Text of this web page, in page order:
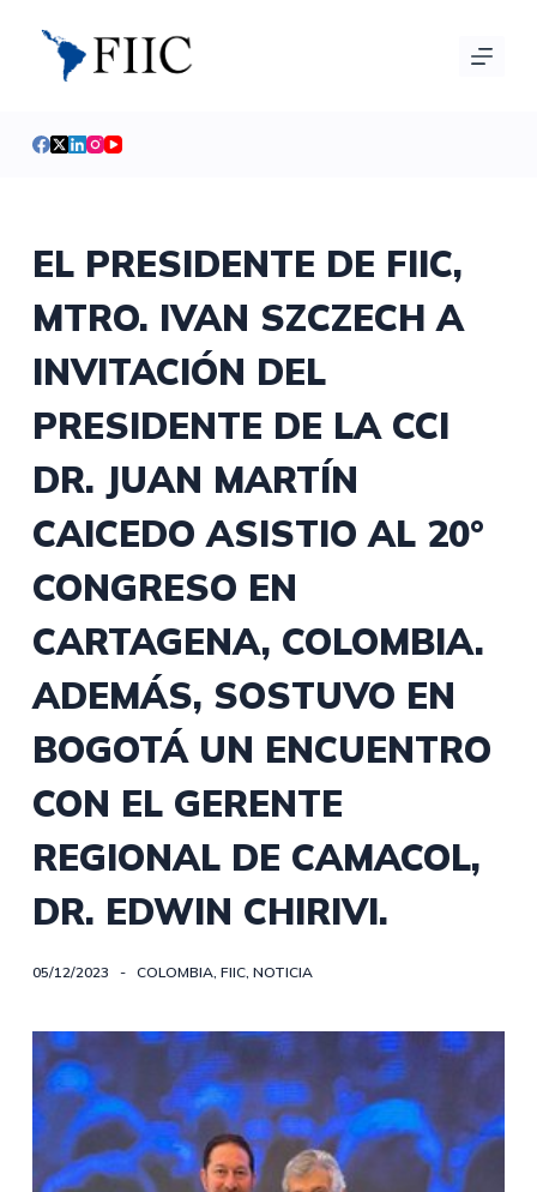
a
n
o
EL PRESIDENTE DE FIIC,
MTRO. IVAN SZCZECH A
INVITACIÓN DEL
PRESIDENTE DE LA CCI
DR. JUAN MARTÍN
CAICEDO ASISTIO AL 20°
CONGRESO EN
CARTAGENA, COLOMBIA.
ADEMÁS, SOSTUVO EN
BOGOTÁ UN ENCUENTRO
CON EL GERENTE
REGIONAL DE CAMACOL,
DR. EDWIN CHIRIVI.
05/12/2023 COLOMBIA, FIIC, NOTICIA